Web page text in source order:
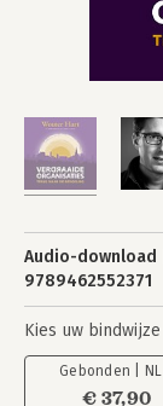
Audio-download
9789462552371
Kies uw bindwijze
Gebonden | NL
€ 37,90